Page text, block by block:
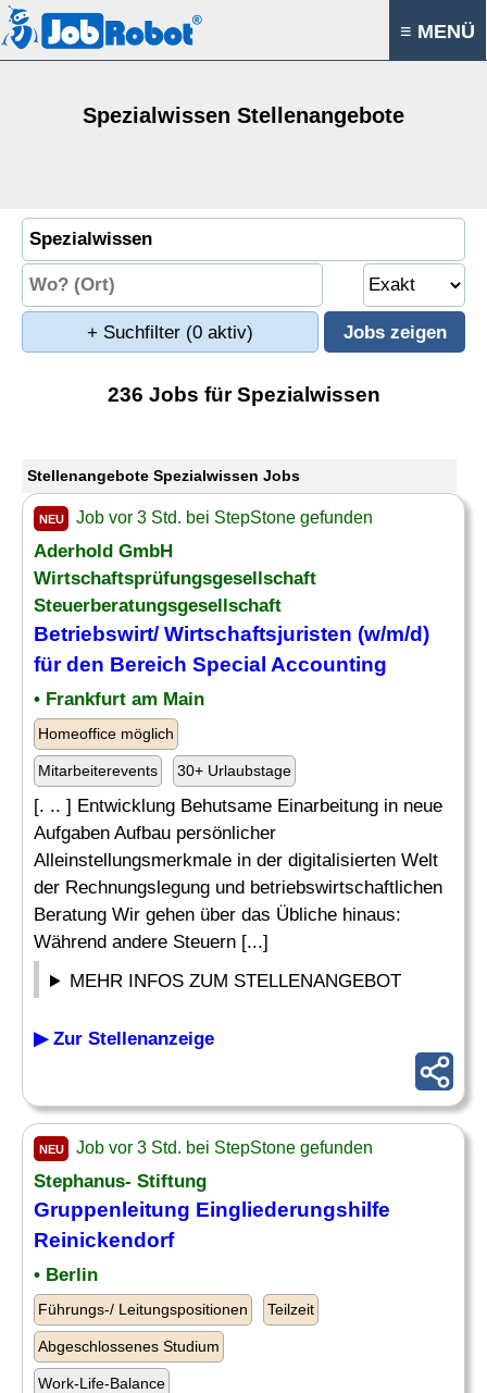
≡ MENÜ
Spezialwissen Stellenangebote
+ Suchfilter (0 aktiv)
236 Jobs für Spezialwissen
Stellenangebote Spezialwissen Jobs
NEU Job vor 3 Std. bei StepStone gefunden
Aderhold GmbH
Wirtschaftsprüfungsgesellschaft
Steuerberatungsgesellschaft
Betriebswirt/ Wirtschaftsjuristen (w/m/d)
für den Bereich Special Accounting
• Frankfurt am Main
Homeoffice möglich
Mitarbeiterevents 30+ Urlaubstage
[. .. ] Entwicklung Behutsame Einarbeitung in neue
Aufgaben Aufbau persönlicher
Alleinstellungsmerkmale in der digitalisierten Welt
der Rechnungslegung und betriebswirtschaftlichen
Beratung Wir gehen über das Übliche hinaus:
Während andere Steuern [...]
MEHR INFOS ZUM STELLENANGEBOT
▶ Zur Stellenanzeige
NEU Job vor 3 Std. bei StepStone gefunden
Stephanus- Stiftung
Gruppenleitung Eingliederungshilfe
Reinickendorf
• Berlin
Führungs-/ Leitungspositionen Teilzeit
Abgeschlossenes Studium
Work-Life-Balance